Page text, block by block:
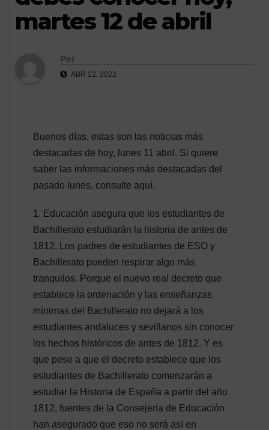
martes 12 de abril
Por
ABR 12, 2022
Buenos días, estas son las noticias más
destacadas de hoy, lunes 11 abril. Si quiere
saber las informaciones más destacadas del
pasado lunes, consulte aquí.
1. Educación asegura que los estudiantes de
Bachillerato estudiarán la historia de antes de
1812. Los padres de estudiantes de ESO y
Bachillerato pueden respirar algo más
tranquilos. Porque el nuevo real decreto que
establece la ordenación y las enseñanzas
mínimas del Bachillerato no dejará a los
estudiantes andaluces y sevillanos sin conocer
los hechos históricos de antes de 1812. Y es
que pese a que el decreto establece que los
estudiantes de Bachillerato comenzarán a
estudiar la Historia de España a partir del año
1812, fuentes de la Consejería de Educación
han asegurado que eso no será así en